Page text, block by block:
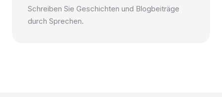
Schreiben Sie Geschichten und Blogbeiträge
durch Sprechen.